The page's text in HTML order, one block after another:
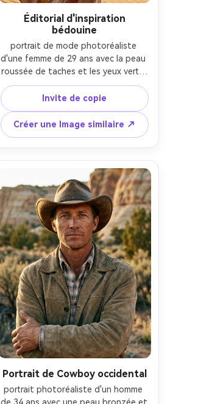
Éditorial d'inspiration
bédouine
portrait de mode photoréaliste
d'une femme de 29 ans avec la peau
roussée de taches et les yeux verts,
expression confiante, pose debout
avec la main soulevant un manteau
fluide, portant une robe en couches
moderne d'inspiration bédouine en
beige et rouille, foulard à motifs,
vastes dunes et montagnes
lointaines, lumière dorée en fin
d'après-midi avec un rebord fort et
de longues ombres, Fujifilm GFX
100S, 110 mm f/2, composition
verticale sur tout le corps,
encadrement centré, ambiance
éditoriale haute mode, tissage
réaliste en tissu, mise au point
nette, haute résolution- -ar 4:5
Invite de copie
Créer une Image similaire ↗
Portrait de Cowboy occidental
portrait photoréaliste d'un homme